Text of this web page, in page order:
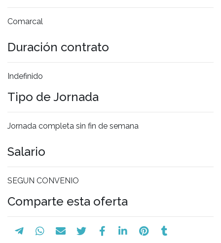
Comarcal
Duración contrato
Indefinido
Tipo de Jornada
Jornada completa sin fin de semana
Salario
SEGUN CONVENIO
Comparte esta oferta